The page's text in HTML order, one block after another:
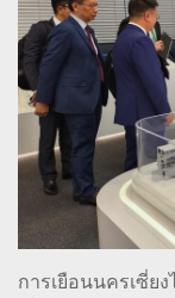
การเยือนนครเซี่ย